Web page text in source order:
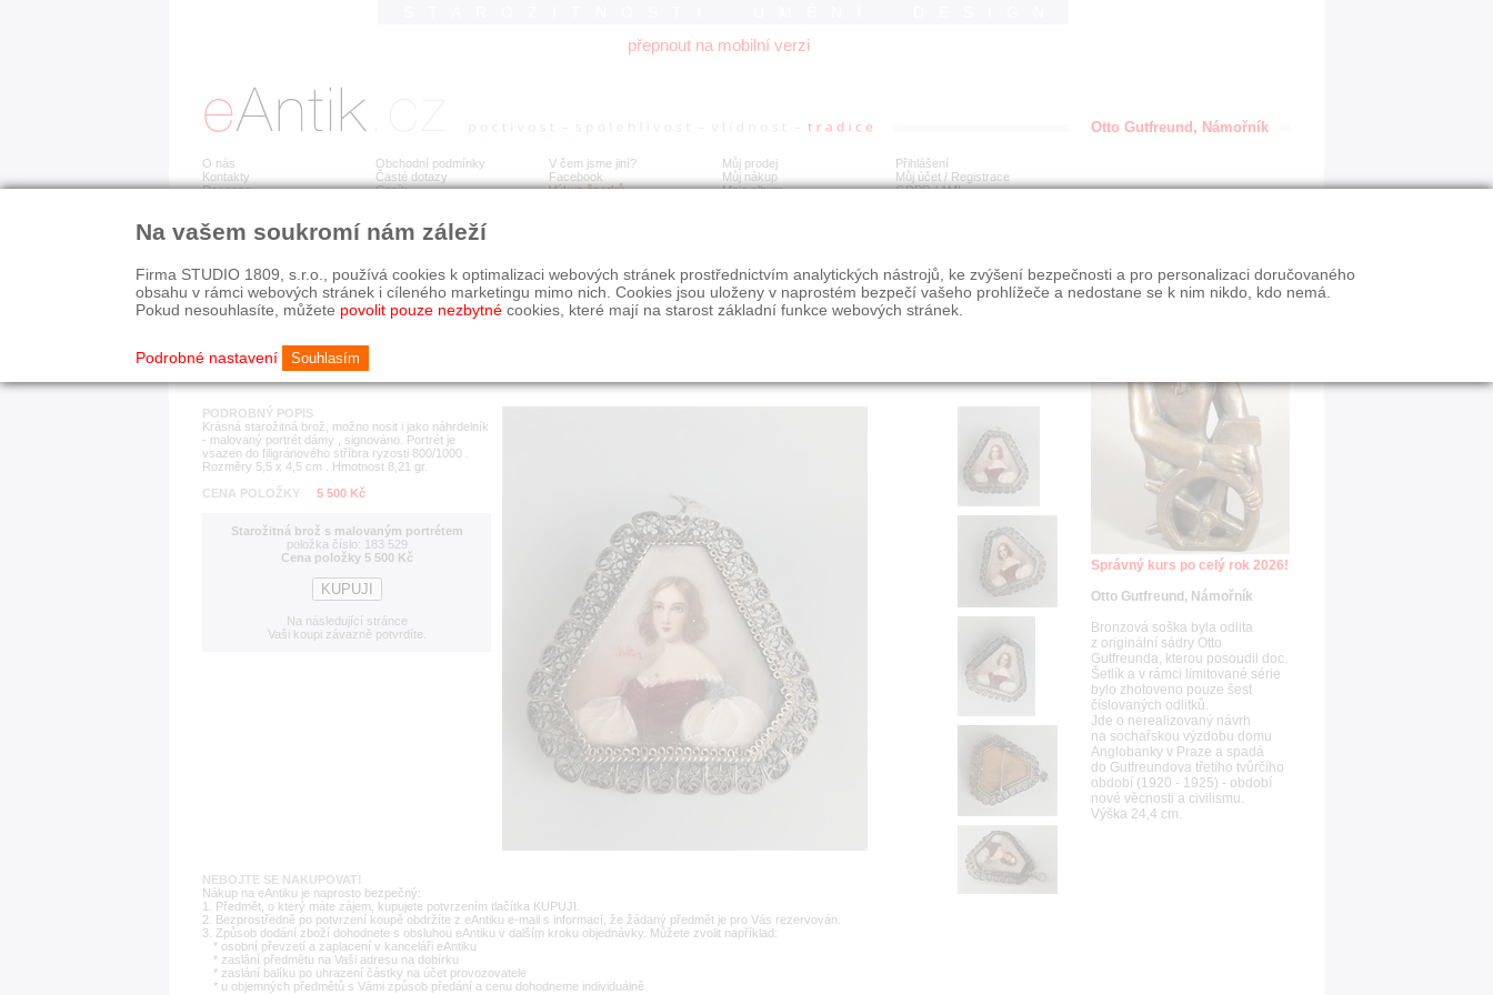
přepnout na mobilní verzi
O nás
Kontakty
Recenze
Obchodní podmínky
Časté dotazy
Ceník
V čem jsme jiní?
Facebook
Výkup šperků
Můj prodej
Můj nákup
Moje album
Přihlášení
Můj účet / Registrace
GDPR/AML
Detail položky č. 183 529 Starožitná brož s malovaným portrétem
PODROBNÝ POPIS
Krásná starožitná brož, možno nosit i jako náhrdelník
- malovaný portrét dámy , signováno. Portrét je
vsazen do filigránového stříbra ryzosti 800/1000 .
Rozměry 5,5 x 4,5 cm . Hmotnost 8,21 gr.
CENA POLOŽKY
5 500 Kč
Starožitná brož s malovaným portrétem
položka číslo: 183 529
Cena položky 5 500 Kč
Na následující stránce
Vaši koupi závazně potvrdíte.
NEBOJTE SE NAKUPOVAT!
Nákup na eAntiku je naprosto bezpečný:
1. Předmět, o který máte zájem, kupujete potvrzením tlačítka KUPUJI.
2. Bezprostředně po potvrzení koupě obdržíte z eAntiku e-mail s informací, že žádaný předmět je pro Vás rezervován.
3. Způsob dodání zboží dohodnete s obsluhou eAntiku v dalším kroku objednávky. Můžete zvolit například:
* osobní převzetí a zaplacení v kanceláři eAntiku
* zaslání předmětu na Vaši adresu na dobírku
* zaslání balíku po uhrazení částky na účet provozovatele
* u objemných předmětů s Vámi způsob předání a cenu dohodneme individuálně
Otto Gutfreund, Námořník
Správný kurs po celý rok 2026!
Otto Gutfreund, Námořník
Bronzová soška byla odlita
z originální sádry Otto
Gutfreunda, kterou posoudil doc.
Šetlík a v rámci limitované série
bylo zhotoveno pouze šest
číslovaných odlitků.
Jde o nerealizovaný návrh
na sochařskou výzdobu domu
Anglobanky v Praze a spadá
do Gutfreundova třetího tvůrčího
období (1920 - 1925) - období
nové věcnosti a civilismu.
Výška 24,4 cm.
Na vašem soukromí nám záleží
Firma STUDIO 1809, s.r.o., používá cookies k optimalizaci webových stránek prostřednictvím analytických nástrojů, ke zvýšení bezpečnosti a pro personalizaci doručovaného
obsahu v rámci webových stránek i cíleného marketingu mimo nich. Cookies jsou uloženy v naprostém bezpečí vašeho prohlížeče a nedostane se k nim nikdo, kdo nemá.
Pokud nesouhlasíte, můžete povolit pouze nezbytné cookies, které mají na starost základní funkce webových stránek.
Podrobné nastavení Souhlasím